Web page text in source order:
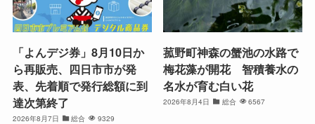
「よんデジ券」8月10日か
ら再販売、四日市市が発
表、先着順で発行総額に到
達次第終了
2026年8月7日 総合 9329
菰野町神森の蟹池の水路で
梅花藻が開花 智積養水の
名水が育む白い花
2026年8月4日 総合 6567